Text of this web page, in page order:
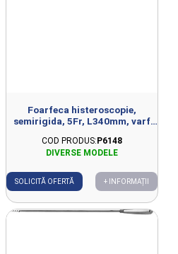
Foarfeca histeroscopie,
semirigida, 5Fr, L340mm, varf
COD PRODUS: P6148
SOLICITĂ OFERTĂ + INFORMAȚII